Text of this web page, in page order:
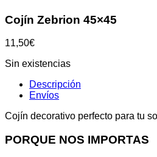
Cojín Zebrion 45×45
€
Sin existencias
Descripción
Envíos
Cojín decorativo perfecto para tu
PORQUE NOS IMPORTAS